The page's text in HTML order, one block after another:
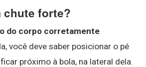
chute forte?
do corpo corretamente
você deve saber posicionar o pé
próximo à bola, na lateral dela.